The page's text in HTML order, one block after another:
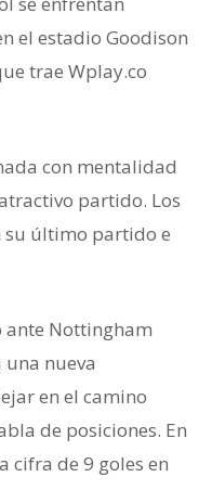
el estadio Goodison
trae Wplay.co
con mentalidad
partido. Los
su último partido e
ante Nottingham
una nueva
en el camino
de posiciones. En
cifra de 9 goles en